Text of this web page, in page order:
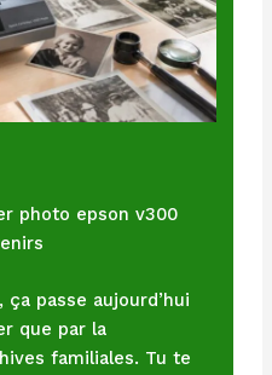
photo epson v300
passe aujourd’hui
que par la
familiales. Tu te